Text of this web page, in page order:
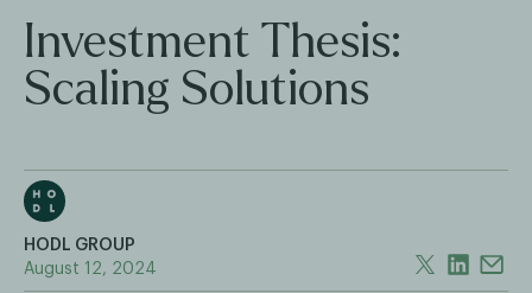
Investment Thesis:
Scaling Solutions
HODL GROUP
August 12, 2024